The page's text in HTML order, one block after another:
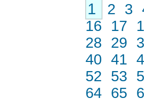
1 2 3
16
17
28
29
40 41
52
53
64 65